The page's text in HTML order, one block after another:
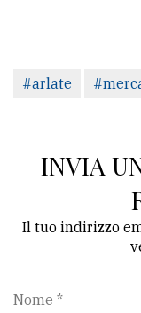
#arlate
INVIA
Il tuo indirizzo
Nome *